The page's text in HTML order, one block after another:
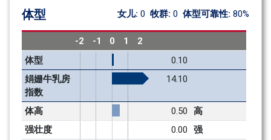
体型 女儿: 0 牧群: 0 体型可靠性: 80%
-2 -1 0 1
2
体型
0.10
娟姗牛乳房
指数
14.10
体高 0.50
高
强壮度
0.00
强